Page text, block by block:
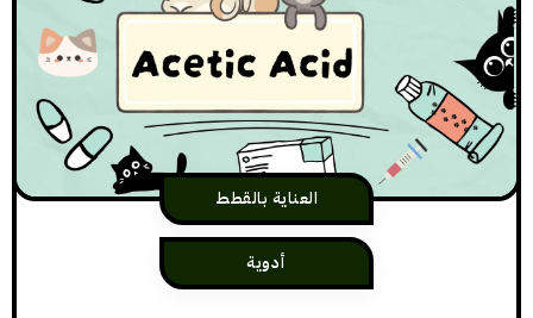
العناية بالقطط
أدوية